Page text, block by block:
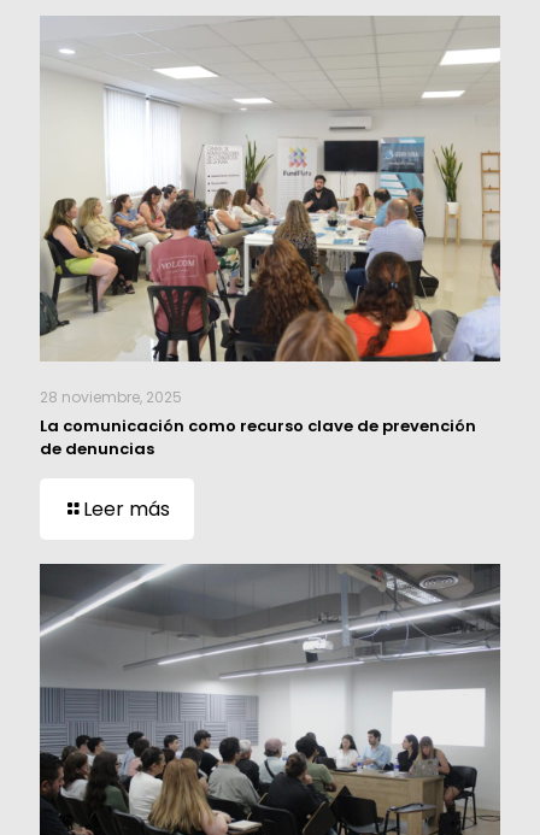
28 noviembre, 2025
La comunicación como recurso clave de prevención
de denuncias
Leer más